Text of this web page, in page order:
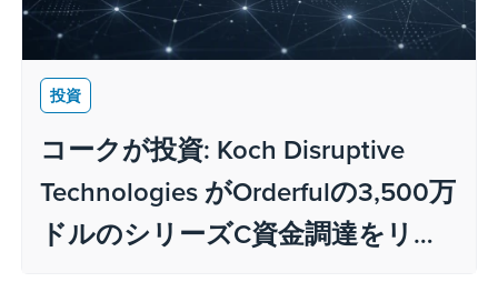
投資
コークが投資: Koch Disruptive
Technologies がOrderfulの3,500万
ドルのシリーズC資金調達をリー